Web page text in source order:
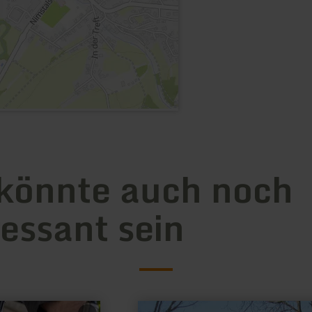
auch noch
sein
mehr